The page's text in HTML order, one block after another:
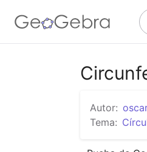
Autor:
Tema: